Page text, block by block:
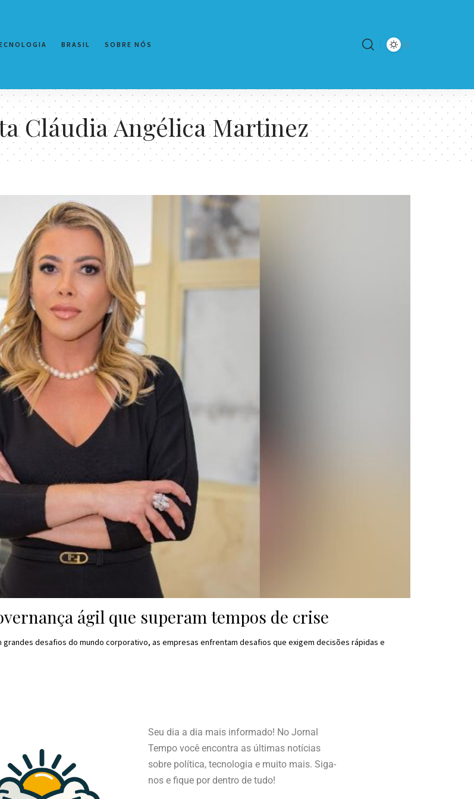
BRASIL SOBRE NÓS
Cláudia Angélica Martinez
ágil que superam tempos de crise
desafios do mundo corporativo, as empresas enfrentam desafios que exigem decisões rápidas e
Seu dia a dia mais informado! No Jornal
Tempo você encontra as últimas notícias
sobre política, tecnologia e muito mais. Siga-
nos e fique por dentro de tudo!